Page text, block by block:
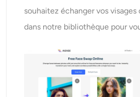
souhaitez échanger vos visages
dans notre bibliothèque pour